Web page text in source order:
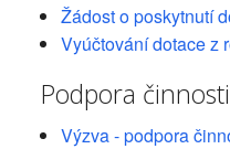
Žádost o poskytnutí
Vyúčtování dotace z
Podpora činnosti
Výzva - podpora